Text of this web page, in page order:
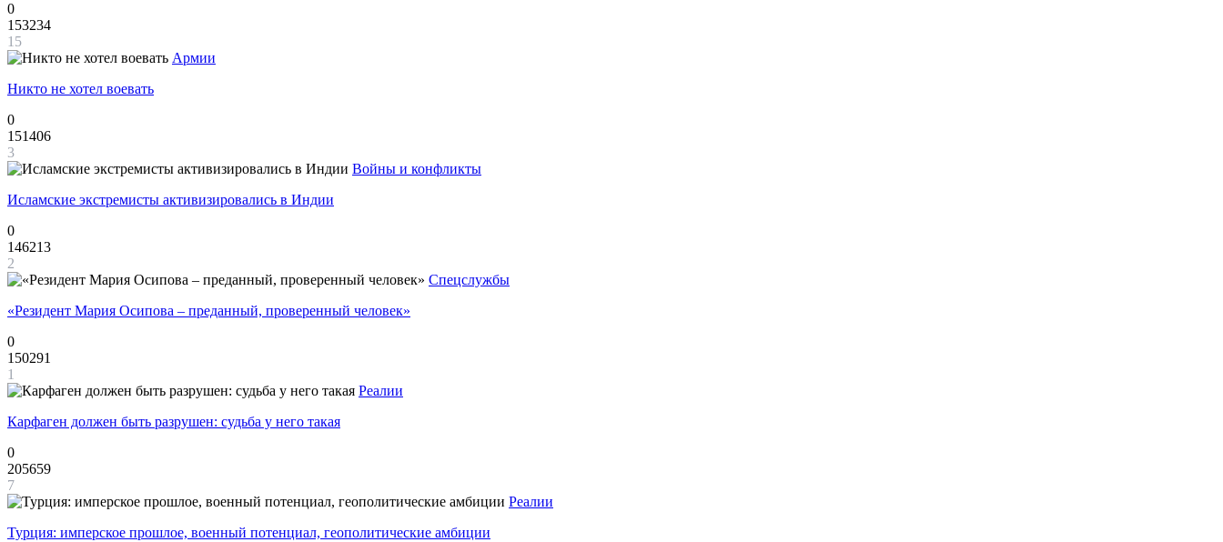
0
153234
15
Армии
Никто не хотел воевать
0
151406
3
Войны и конфликты
Исламские экстремисты активизировались в Индии
0
146213
2
Спецслужбы
«Резидент Мария Осипова – преданный, проверенный человек»
0
150291
1
Реалии
Карфаген должен быть разрушен: судьба у него такая
0
205659
7
Реалии
Турция: имперское прошлое, военный потенциал, геополитические амбиции